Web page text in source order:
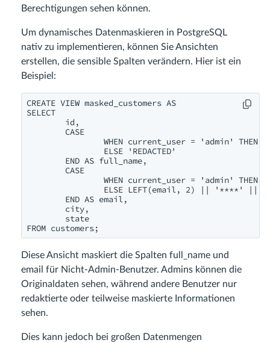
Berechtigungen sehen können.
Um dynamisches Datenmaskieren in PostgreSQL
nativ zu implementieren, können Sie Ansichten
erstellen, die sensible Spalten verändern. Hier ist ein
Beispiel:
CREATE VIEW masked_customers AS
SELECT
Diese Ansicht maskiert die Spalten full_name und
email für Nicht-Admin-Benutzer. Admins können die
Originaldaten sehen, während andere Benutzer nur
redaktierte oder teilweise maskierte Informationen
sehen.
Dies kann jedoch bei großen Datenmengen